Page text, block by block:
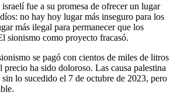
fue a su promesa de ofrecer un lugar
no hay hoy lugar más inseguro para los
más ilegal para permanecer que los
sionismo como proyecto fracasó.
se pagó con cientos de miles de litros
precio ha sido doloroso. Las causa palestina
lo sucedido el 7 de octubre de 2023, pero